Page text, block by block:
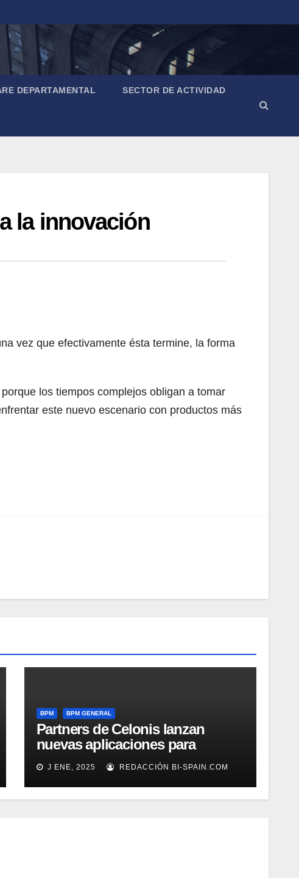
DEPARTAMENTAL SECTOR DE ACTIVIDAD
la innovación
vez que efectivamente ésta termine, la forma
los tiempos complejos obligan a tomar
este nuevo escenario con productos más
BPM BPM GENERAL
Partners de Celonis lanzan
nuevas aplicaciones para
automarizar migración a SAP o
Gestión de Reclamaciones en
Seguros
J ENE, 2025 REDACCIÓN BI-SPAIN.COM